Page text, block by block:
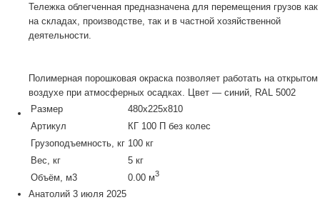
Тележка облегченная предназначена для перемещения грузов как
на складах, производстве, так и в частной хозяйственной
деятельности.
Полимерная порошковая окраска позволяет работать на открытом
воздухе при атмосферных осадках. Цвет — синий, RAL 5002
Размер
480x225x810
Артикул
КГ 100 П без колес
Грузоподъемность, кг 100 кг
Вес, кг
5 кг
Объём, м3
0.00 м3
Анатолий 3 июля 2025